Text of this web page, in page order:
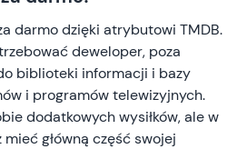
darmo dzięki atrybutowi TMDB.
deweloper, poza
biblioteki informacji i bazy
i programów telewizyjnych.
dodatkowych wysiłków, ale w
główną część swojej